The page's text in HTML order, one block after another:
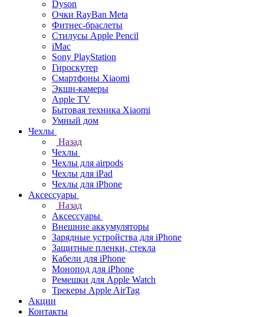
Dyson
Очки RayBan Meta
Фитнес-браслеты
Стилусы Apple Pencil
iMac
Sony PlayStation
Гироскутер
Смартфоны Xiaomi
Экшн-камеры
Apple TV
Бытовая техника Xiaomi
Умный дом
Чехлы
Назад
Чехлы
Чехлы для airpods
Чехлы для iPad
Чехлы для iPhone
Аксессуары
Назад
Аксессуары
Внешние аккумуляторы
Зарядные устройства для iPhone
Защитные пленки, стекла
Кабели для iPhone
Монопод для iPhone
Ремешки для Apple Watch
Трекеры Apple AirTag
Акции
Контакты